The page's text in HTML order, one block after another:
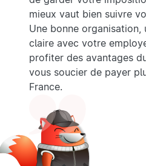
mieux vaut bien suivre
Une bonne organisation,
claire avec votre
profiter des avantages
vous soucier de payer
France.